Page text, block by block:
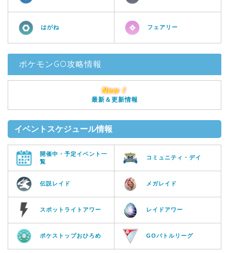
はがね フェアリー
ポケモンGO攻略情報
New！
最新＆更新情報
イベントスケジュール情報
開催中・予定イベント一
覧
コミュニティ・デイ
伝説レイド メガレイド
スポットライトアワー レイドアワー
ポケストップおひろめ GOバトルリーグ